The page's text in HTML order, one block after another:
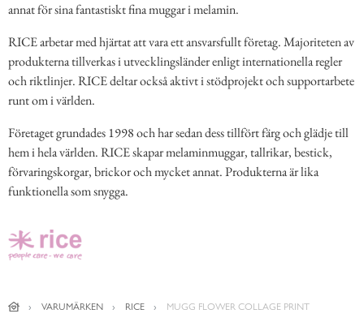
annat för sina fantastiskt fina muggar i melamin.
RICE arbetar med hjärtat att vara ett ansvarsfullt företag. Majoriteten av
produkterna tillverkas i utvecklingsländer enligt internationella regler
och riktlinjer. RICE deltar också aktivt i stödprojekt och supportarbete
runt om i världen.
Företaget grundades 1998 och har sedan dess tillfört färg och glädje till
hem i hela världen. RICE skapar melaminmuggar, tallrikar, bestick,
förvaringskorgar, brickor och mycket annat. Produkterna är lika
funktionella som snygga.
VARUMÄRKEN RICE MUGG FLOWER COLLAGE PRINT